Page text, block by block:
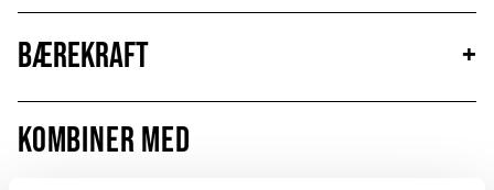
Bærekraft
+
Kombiner med